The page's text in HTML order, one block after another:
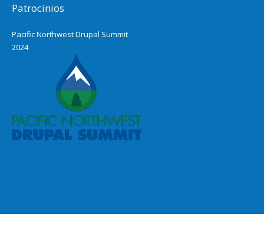
Patrocinios
Pacific Northwest Drupal Summit
2024